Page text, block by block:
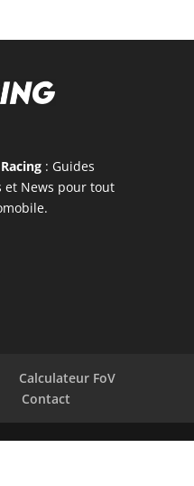
: Guides
et News pour tout
Calculateur FoV
Contact